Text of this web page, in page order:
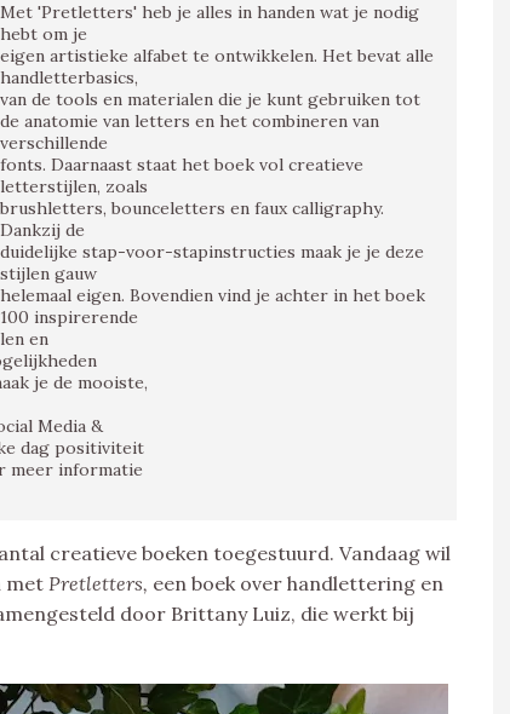
Met 'Pretletters' heb je alles in handen wat je nodig
hebt om je
eigen artistieke alfabet te ontwikkelen. Het bevat alle
handletterbasics,
van de tools en materialen die je kunt gebruiken tot
de anatomie van letters en het combineren van
verschillende
fonts. Daarnaast staat het boek vol creatieve
letterstijlen, zoals
brushletters, bounceletters en faux calligraphy.
Dankzij de
duidelijke stap-voor-stapinstructies maak je je deze
stijlen gauw
helemaal eigen. Bovendien vind je achter in het boek
100 inspirerende
en
je de mooiste,
Media &
dag positiviteit
meer informatie
creatieve boeken toegestuurd. Vandaag wil
met Pretletters, een boek over handlettering en
door Brittany Luiz, die werkt bij